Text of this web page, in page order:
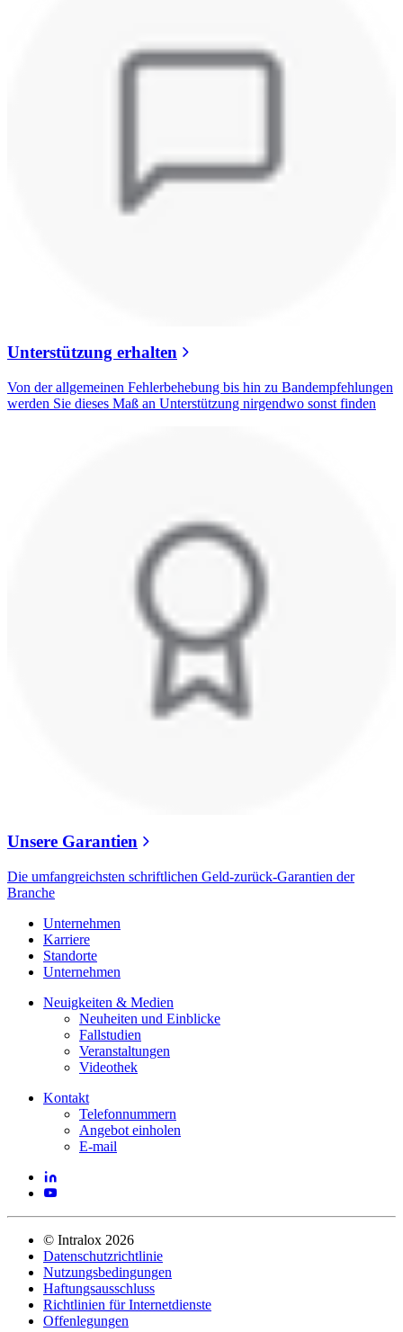
Unterstützung erhalten
Von der allgemeinen Fehlerbehebung bis hin zu Bandempfehlungen
werden Sie dieses Maß an Unterstützung nirgendwo sonst finden
Unsere Garantien
Die umfangreichsten schriftlichen Geld-zurück-Garantien der
Branche
Unternehmen
Karriere
Standorte
Unternehmen
Neuigkeiten & Medien
Neuheiten und Einblicke
Fallstudien
Veranstaltungen
Videothek
Kontakt
Telefonnummern
Angebot einholen
E-mail
© Intralox 2026
Datenschutzrichtlinie
Nutzungsbedingungen
Haftungsausschluss
Richtlinien für Internetdienste
Offenlegungen